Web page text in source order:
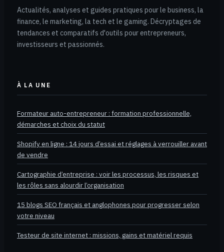
Actualités, analyses et guides pratiques pour le business, la
finance, le marketing, la tech et le gaming. Décryptages de
tendances et comparatifs d'outils pour entrepreneurs,
investisseurs et passionnés.
À LA UNE
Formateur auto-entrepreneur : formation professionnelle,
démarches et choix du statut
Shopify en ligne : 14 jours d’essai et réglages à verrouiller avant
de vendre
Cartographie d’entreprise : voir les processus, les risques et
les rôles sans alourdir l’organisation
15 blogs SEO français et anglophones pour progresser selon
votre niveau
Testeur de site internet : missions, gains et matériel requis